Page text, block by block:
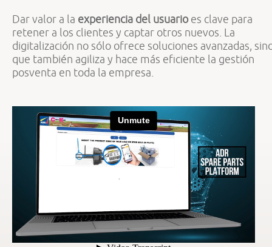
Dar valor a la experiencia del usuarioes clave para
retener a los clientes y captar otros nuevos. La
digitalización no sólo ofrece soluciones avanzadas,
que también agiliza y hace más eficiente la gestión
posventa en toda la empresa.